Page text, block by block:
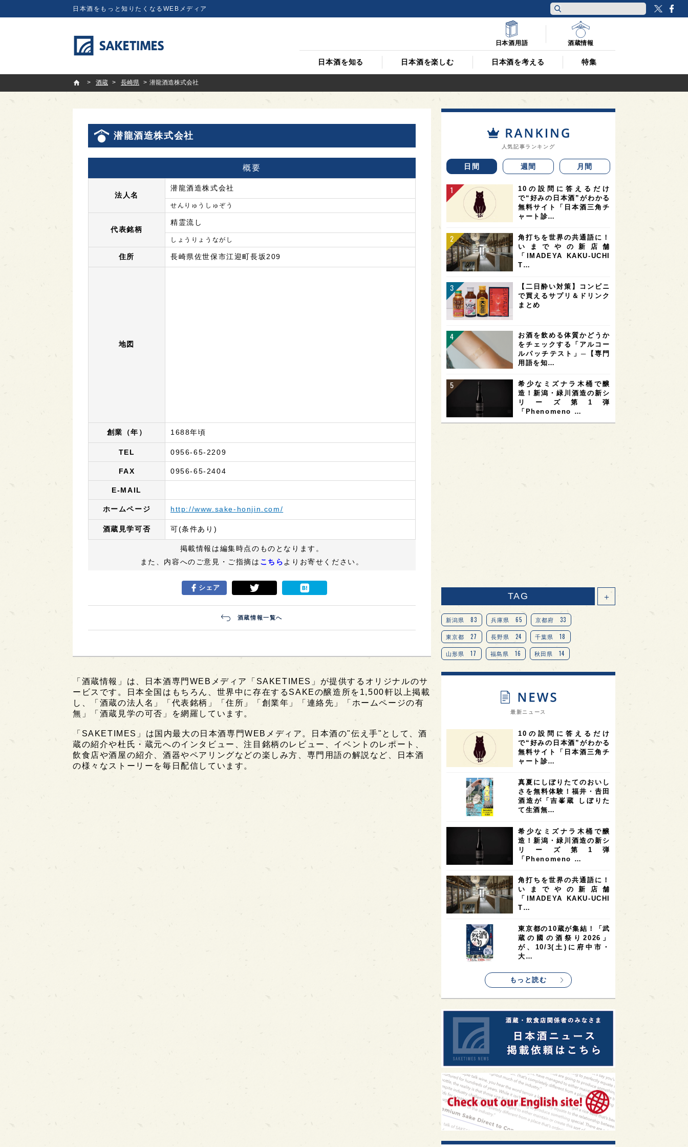
日本酒をもっと知りたくなるWEBメディア
日本酒を知る 日本酒を楽しむ 日本酒を考える 特集
日本酒用語 酒蔵情報
SAKETIMES
酒蔵
長崎県 潜龍酒造株式会社
潜龍酒造株式会社
概要
法人名
潜龍酒造株式会社
せんりゅうしゅぞう
代表銘柄
精霊流し
しょうりょうながし
住所 長崎県佐世保市江迎町長坂209
地図
創業（年） 1688年頃
TEL 0956-65-2209
FAX 0956-65-2404
E-MAIL
ホームページ http://www.sake-honjin.com/
酒蔵見学可否 可(条件あり)
掲載情報は編集時点のものとなります。
また、内容へのご意見・ご指摘は こちら よりお寄せください。
シェア
酒蔵情報一覧へ
「酒蔵情報」は、日本酒専門WEBメディア「SAKETIMES」が提供するオリジナルのサ
ービスです。日本全国はもちろん、世界中に存在するSAKEの醸造所を1,500軒以上掲載
し、「酒蔵の法人名」「代表銘柄」「住所」「創業年」「連絡先」「ホームページの有
無」「酒蔵見学の可否」を網羅しています。
「SAKETIMES」は国内最大の日本酒専門WEBメディア。日本酒の"伝え手"として、酒
蔵の紹介や杜氏・蔵元へのインタビュー、注目銘柄のレビュー、イベントのレポート、
飲食店や酒屋の紹介、酒器やペアリングなどの楽しみ方、専門用語の解説など、日本酒
の様々なストーリーを毎日配信しています。
人気記事ランキング
日間 週間 月間
10の設問に答えるだけ
で“好みの日本酒”がわかる
無料サイト「日本酒三角チ
ャート診…
角打ちを世界の共通語に！
いまでやの新店舗
「IMADEYA KAKU-UCHI
T…
【二日酔い対策】コンビニ
で買えるサプリ＆ドリンク
まとめ
お酒を飲める体質かどうか
をチェックする「アルコー
ルパッチテスト」─【専門
用語を知…
希少なミズナラ木桶で醸
造！新潟・緑川酒造の新シ
リーズ第1弾
「Phenomeno …
TAG ＋
新潟県 83 兵庫県 65 京都府 33
東京都 27 長野県 24 千葉県 18
山形県 17 福島県 16 秋田県 14
愛知県 14 宮城県 14 岐阜県 13
オピニオンリーダーの視点 9
奈良県 滋賀県 7 和歌山県 6
富山県 6 フランス 6 高知県 5 島根県 5
4 アメリカ 4 神奈川県 4
4 三重県 大阪府 3
オーストラリア 台湾 2 アジア 2
SAKEの時代を生きる 静岡県 1 長崎県
全蔵めぐり 1 シンガポール 1 カナダ 1
群馬県 1 熊本県 徳島県
イギリス 1 ノルウェー 1 新宿区 1
歌舞伎町 1 1 鳥取県 1
saketimes_image_4
最新ニュース
10の設問に答えるだけ
で“好みの日本酒”がわかる
無料サイト「日本酒三角チ
ャート診…
真夏にしぼりたてのおいし
さを無料体験！福井・𠮷田
酒造が「吉峯蔵 しぼりた
て生酒無…
希少なミズナラ木桶で醸
造！新潟・緑川酒造の新シ
リーズ第1弾
「Phenomeno …
角打ちを世界の共通語に！
いまでやの新店舗
「IMADEYA KAKU-UCHI
T…
東京都の10蔵が集結！「武
蔵の國の酒祭り2026」
が、10/3(土)に府中市・
大…
もっと読む